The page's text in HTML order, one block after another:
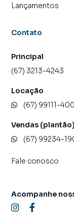
Lançamentos
Contato
Principal
(67) 3213-4243
Locação
(67) 99111-
Vendas (plantão)
(67) 99234-
Fale conosco
Acompanhe